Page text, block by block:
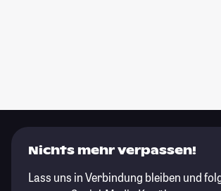
Nichts mehr verpassen!
Lass uns in Verbindung bleiben und